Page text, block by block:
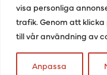
visa personliga
trafik. Genom att
till vår användning av
Anpassa
Facebook
Instagram
Pinterest
Youtube